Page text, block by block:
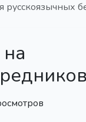
русскоязычных